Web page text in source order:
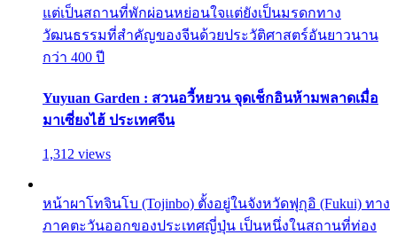
แต่เป็นสถานที่พักผ่อนหย่อนใจแต่ยังเป็นมรดกทาง
วัฒนธรรมที่สำคัญของจีนด้วยประวัติศาสตร์อันยาวนาน
กว่า 400 ปี
Yuyuan Garden : สวนอวี้หยวน จุดเช็กอินห้ามพลาดเมื่อ
มาเซี่ยงไฮ้ ประเทศจีน
1,312 views
หน้าผาโทจินโบ (Tojinbo) ตั้งอยู่ในจังหวัดฟุกุอิ (Fukui) ทาง
ภาคตะวันออกของประเทศญี่ปุ่น เป็นหนึ่งในสถานที่ท่อง